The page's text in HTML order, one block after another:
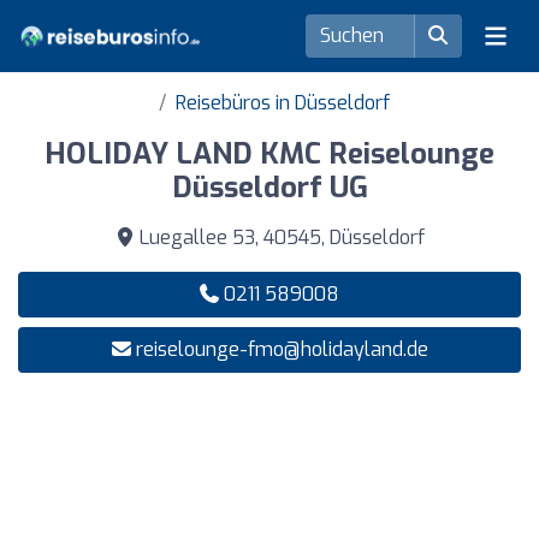
Reisebüros in Düsseldorf
HOLIDAY LAND KMC Reiselounge
Düsseldorf UG
Luegallee 53, 40545, Düsseldorf
0211 589008
reiselounge-fmo@holidayland.de